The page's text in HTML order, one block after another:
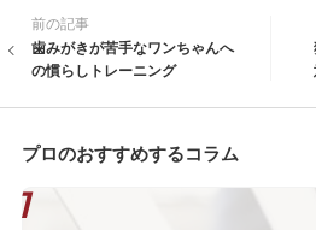
前の記事
歯みがきが苦手なワンちゃんへ
の慣らしトレーニング
プロのおすすめするコラム